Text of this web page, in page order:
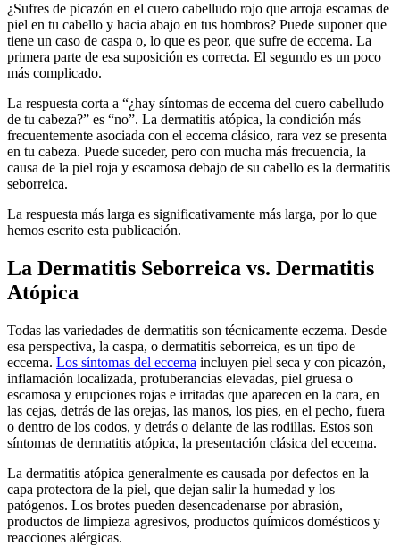
¿Sufres de picazón en el cuero cabelludo rojo que arroja escamas de
piel en tu cabello y hacia abajo en tus hombros? Puede suponer que
tiene un caso de caspa o, lo que es peor, que sufre de eccema. La
primera parte de esa suposición es correcta. El segundo es un poco
más complicado.
La respuesta corta a “¿hay síntomas de eccema del cuero cabelludo
de tu cabeza?” es “no”. La dermatitis atópica, la condición más
frecuentemente asociada con el eccema clásico, rara vez se presenta
en tu cabeza. Puede suceder, pero con mucha más frecuencia, la
causa de la piel roja y escamosa debajo de su cabello es la dermatitis
seborreica.
La respuesta más larga es significativamente más larga, por lo que
hemos escrito esta publicación.
La Dermatitis Seborreica vs. Dermatitis
Atópica
Todas las variedades de dermatitis son técnicamente eczema. Desde
esa perspectiva, la caspa, o dermatitis seborreica, es un tipo de
eccema. Los síntomas del eccema incluyen piel seca y con picazón,
inflamación localizada, protuberancias elevadas, piel gruesa o
escamosa y erupciones rojas e irritadas que aparecen en la cara, en
las cejas, detrás de las orejas, las manos, los pies, en el pecho, fuera
o dentro de los codos, y detrás o delante de las rodillas. Estos son
síntomas de dermatitis atópica, la presentación clásica del eccema.
La dermatitis atópica generalmente es causada por defectos en la
capa protectora de la piel, que dejan salir la humedad y los
patógenos. Los brotes pueden desencadenarse por abrasión,
productos de limpieza agresivos, productos químicos domésticos y
reacciones alérgicas.